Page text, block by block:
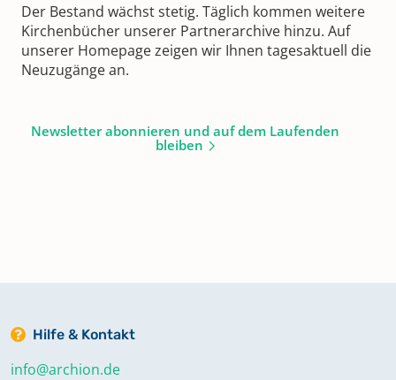
Der Bestand wächst stetig. Täglich kommen weitere
Kirchenbücher unserer Partnerarchive hinzu. Auf
unserer Homepage zeigen wir Ihnen tagesaktuell die
Neuzugänge an.
Newsletter abonnieren und auf dem Laufenden
bleiben
Hilfe & Kontakt
info@archion.de